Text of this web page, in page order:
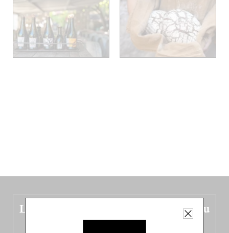
Le nouveau guide Belgique est sorti du
four !